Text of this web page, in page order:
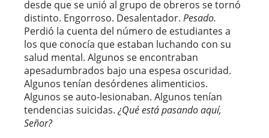
desde que se unió al grupo de obreros se tornó
distinto. Engorroso. Desalentador. Pesado.
Perdió la cuenta del número de estudiantes a
los que conocía que estaban luchando con su
salud mental. Algunos se encontraban
apesadumbrados bajo una espesa oscuridad.
Algunos tenían desórdenes alimenticios.
Algunos se auto-lesionaban. Algunos tenían
tendencias suicidas. ¿Qué está pasando aquí,
Señor?